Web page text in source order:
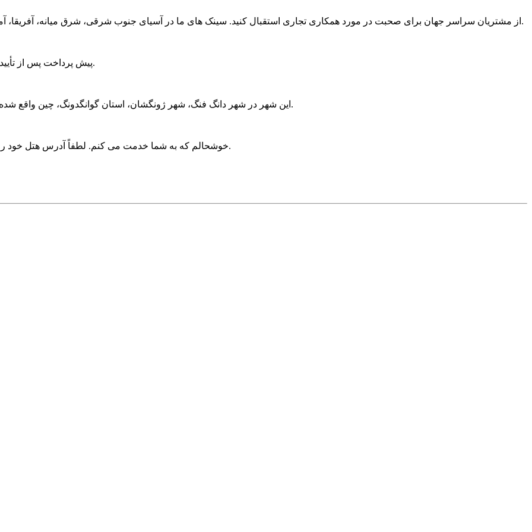
از مشتریان سراسر جهان برای صحبت در مورد همکاری تجاری استقبال کنید. سینک های ما در آسیای جنوب شرقی، شرق میانه، آفریقا، آمریکای جنوبی، آمریکای مرکزی، اروپای شرقی و غیره محبوب هستند.
T/T;30٪ پیش پرداخت پس از تأیید سفارش، 70٪ موجودی قبل از حمل و نقل پرداخت می شود.
این شهر در شهر دانگ فنگ، شهر ژونگشان، استان گوانگدونگ، چین واقع شده است و تا ایستگاه راه آهن جنوبی گوانگژو حدود 35 دقیقه فاصله دارد.
خوشحالم که به شما خدمت می کنم. لطفاً آدرس هتل خود را به من بگویید، سپس با راننده هماهنگ می کنیم تا شما را تحویل بگیرد.